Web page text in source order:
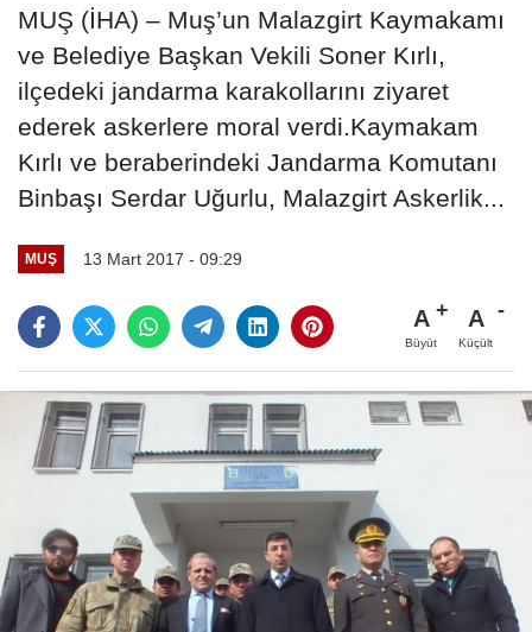
MUŞ (İHA) – Muş’un Malazgirt Kaymakamı
ve Belediye Başkan Vekili Soner Kırlı,
ilçedeki jandarma karakollarını ziyaret
ederek askerlere moral verdi.Kaymakam
Kırlı ve beraberindeki Jandarma Komutanı
Binbaşı Serdar Uğurlu, Malazgirt Askerlik...
MUŞ 13 Mart 2017 - 09:29
A
Büyüt
A
Küçült